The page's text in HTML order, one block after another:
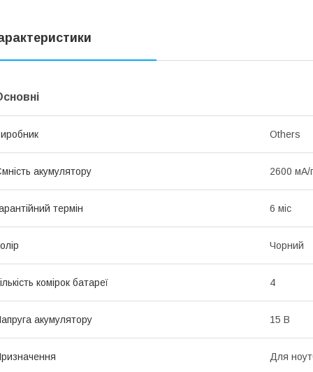
Others
акумулятору 2600 мА/
термін 6 міс
Чорний
комірок батареї 4
акумулятору 15 В
Для